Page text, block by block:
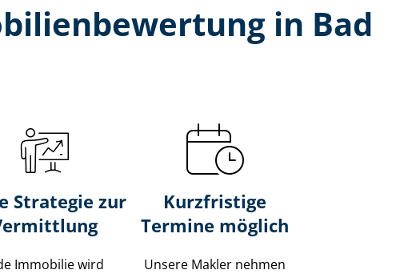
in Bad
Strategie zur
Immobilie wird
Kurzfristige
Termine möglich
Unsere Makler nehmen